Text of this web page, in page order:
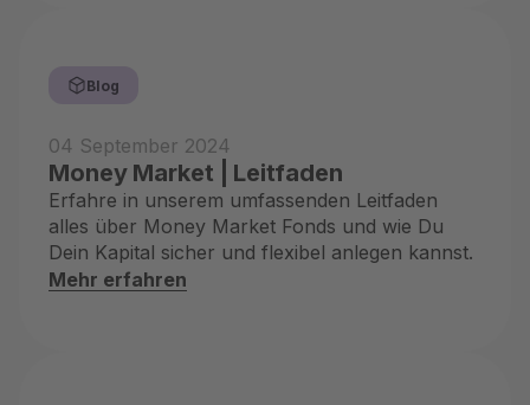
Blog
04 September 2024
Money Market | Leitfaden
Erfahre in unserem umfassenden Leitfaden
alles über Money Market Fonds und wie Du
Dein Kapital sicher und flexibel anlegen kannst.
Mehr erfahren